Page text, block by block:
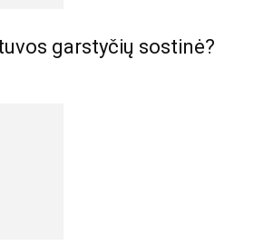
garstyčių sostinė?